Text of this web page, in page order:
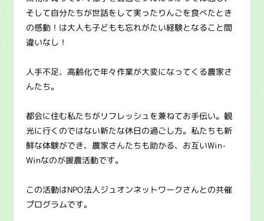
そして自分たちが世話をして実ったりんごを食べたとき
の感動！は大人も子どもも忘れがたい経験となること間
違いなし！
人手不足、高齢化で年々作業が大変になってくる農家さ
んたち。
都会に住む私たちがリフレッシュを兼ねてお手伝い。観
光に行くのではない新たな休日の過ごし方。私たちも新
鮮な体験ができ、農家さんたちも助かる、お互いWin-
Winなのが援農活動です。
この活動はNPO法人ジュオンネットワークさんとの共催
プログラムです。